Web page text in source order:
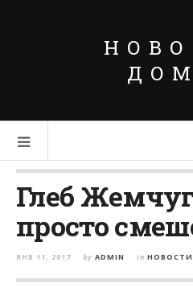
Глеб
просто
ЯНВ 11, 2017 by ADMIN in